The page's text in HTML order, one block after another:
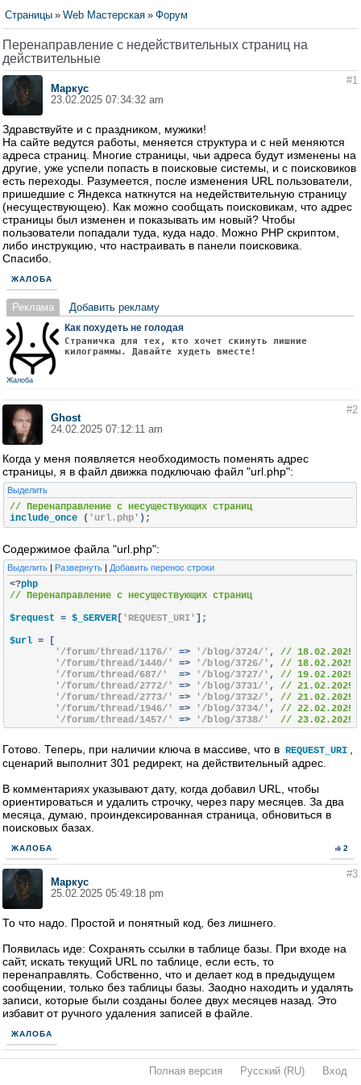
Страницы » Web Мастерская » Форум
Перенаправление с недействительных страниц на
действительные
Маркус
23.02.2025 07:34:32 am
#1
Здравствуйте и с праздником, мужики!
На сайте ведутся работы, меняется структура и с ней меняются
адреса страниц. Многие страницы, чьи адреса будут изменены на
другие, уже успели попасть в поисковые системы, и с поисковиков
есть переходы. Разумеется, после изменения URL пользователи,
пришедшие с Яндекса наткнутся на недействительную страницу
(несуществующею). Как можно сообщать поисковикам, что адрес
страницы был изменен и показывать им новый? Чтобы
пользователи попадали туда, куда надо. Можно PHP скриптом,
либо инструкцию, что настраивать в панели поисковика.
Спасибо.
ЖАЛОБА
Реклама Добавить рекламу
Как похудеть не голодая
Страничка для тех, кто хочет скинуть лишние
килограммы. Давайте худеть вместе!
Жалоба
Ghost
24.02.2025 07:12:11 am
#2
Когда у меня появляется необходимость поменять адрес
страницы, я в файл движка подключаю файл "url.php":
Выделить
// Перенаправление с несуществующих страниц
include_once
( 'url.php' );
Содержимое файла "url.php":
Выделить | Развернуть | Добавить перенос строки
<?
// Перенаправление с несуществующих страниц
$request = $_SERVER [ 'REQUEST_URI' ];
$url =
[
'/forum/thread/1176/'
=> '/blog/3724/' ,
// 18.02.2025:
'/forum/thread/1440/'
=> '/blog/3726/' ,
// 18.02.2025:
'/forum/thread/687/'
=> '/blog/3727/' ,
// 19.02.2025:
'/forum/thread/2772/'
=> '/blog/3731/' ,
// 21.02.2025:
'/forum/thread/2773/'
=> '/blog/3732/' ,
// 21.02.2025:
'/forum/thread/1946/'
=> '/blog/3734/' ,
// 22.02.2025:
'/forum/thread/1457/'
=> '/blog/3738/'
// 23.02.2025:
];
if (!empty($url[$request]))
{
exit;
}
Готово. Теперь, при наличии ключа в массиве, что в REQUEST_URI
сценарий выполнит 301 редирект, на действительный адрес.
В комментариях указывают дату, когда добавил URL, чтобы
ориентироваться и удалить строчку, через пару месяцев. За два
месяца, думаю, проиндексированная страница, обновиться в
поисковых базах.
ЖАЛОБА 2
Маркус
25.02.2025 05:49:18 pm
#3
То что надо. Простой и понятный код, без лишнего.
Появилась иде: Сохранять ссылки в таблице базы. При входе на
сайт, искать текущий URL по таблице, если есть, то
перенаправлять. Собственно, что и делает код в предыдущем
сообщении, только без таблицы базы. Заодно находить и удалять
записи, которые были созданы более двух месяцев назад. Это
избавит от ручного удаления записей в файле.
ЖАЛОБА
Полная версия Русский (RU) Вход